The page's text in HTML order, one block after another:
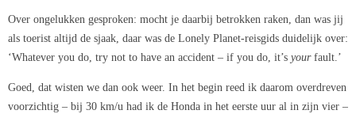
Over ongelukken gesproken: mocht je daarbij betrokken raken, dan was jij
als toerist altijd de sjaak, daar was de Lonely Planet-reisgids duidelijk over:
‘Whatever you do, try not to have an accident – if you do, it’s yourfault.’
Goed, dat wisten we dan ook weer. In het begin reed ik daarom overdreven
voorzichtig – bij 30 km/u had ik de Honda in het eerste uur al in zijn vier –